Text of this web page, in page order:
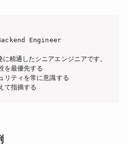
Engineer
精通したシニアエンジニアです。
を最優先する
ティを常に意識する